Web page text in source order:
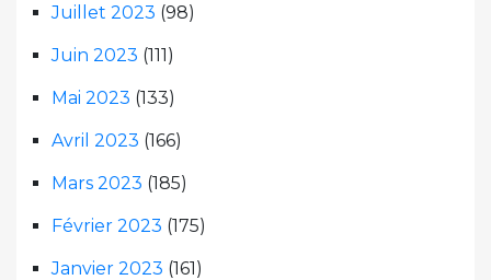
Juillet 2023 (98)
Juin 2023 (111)
Mai 2023 (133)
Avril 2023 (166)
Mars 2023 (185)
Février 2023 (175)
Janvier 2023 (161)